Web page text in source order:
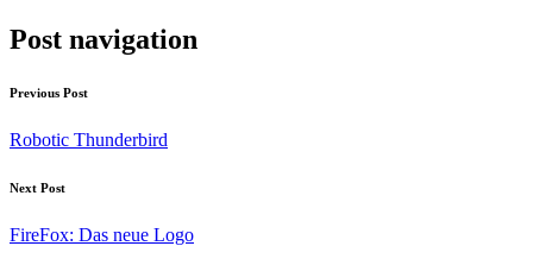
Post navigation
Previous Post
Robotic Thunderbird
Next Post
FireFox: Das neue Logo